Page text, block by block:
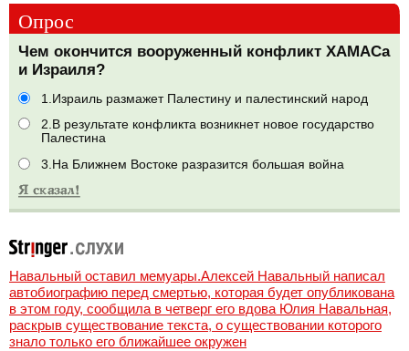
Опрос
Чем окончится вооруженный конфликт ХАМАСа
и Израиля?
1.Израиль размажет Палестину и палестинский народ
2.В результате конфликта возникнет новое государство
Палестина
3.На Ближнем Востоке разразится большая война
Навальный оставил мемуары.Алексей Навальный написал
автобиографию перед смертью, которая будет опубликована
в этом году, сообщила в четверг его вдова Юлия Навальная,
раскрыв существование текста, о существовании которого
знало только его ближайшее окружен